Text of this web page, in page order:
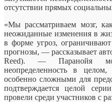
отсутствии прямых
«Мы рассматриваем мозг,
неожиданные изменения в
в форме угроз,
прогнозы, — рассказывает
Reed). — Паранойя
неопределенность в
особенно сложными для
подтверждается целой
провели среди участников с